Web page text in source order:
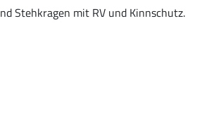
Stehkragen mit RV und Kinnschutz.